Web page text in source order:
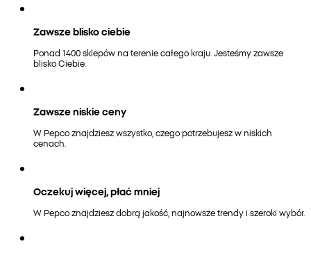
Zawsze blisko ciebie
Ponad 1400 sklepów na terenie całego kraju. Jesteśmy zawsze
blisko Ciebie.
Zawsze niskie ceny
W Pepco znajdziesz wszystko, czego potrzebujesz w niskich
cenach.
Oczekuj więcej, płać mniej
W Pepco znajdziesz dobrą jakość, najnowsze trendy i szeroki wybór.